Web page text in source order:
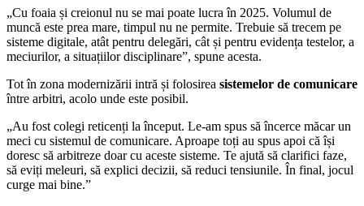
„Cu foaia și creionul nu se mai poate lucra în 2025. Volumul de
muncă este prea mare, timpul nu ne permite. Trebuie să trecem pe
sisteme digitale, atât pentru delegări, cât și pentru evidența testelor, a
meciurilor, a situațiilor disciplinare”, spune acesta.
Tot în zona modernizării intră și folosirea sistemelor de comunicare
între arbitri, acolo unde este posibil.
„Au fost colegi reticenți la început. Le-am spus să încerce măcar un
meci cu sistemul de comunicare. Aproape toți au spus apoi că își
doresc să arbitreze doar cu aceste sisteme. Te ajută să clarifici faze,
să eviți meleuri, să explici decizii, să reduci tensiunile. În final, jocul
curge mai bine.”